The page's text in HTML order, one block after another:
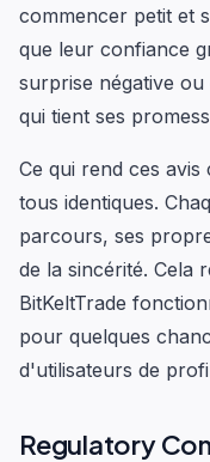
commencer petit et
que leur confiance
surprise négative
qui tient ses
Ce qui rend ces
tous identiques.
parcours, ses
de la sincérité. Cela
BitKeltTrade
pour quelques
d'utilisateurs de
Regulatory